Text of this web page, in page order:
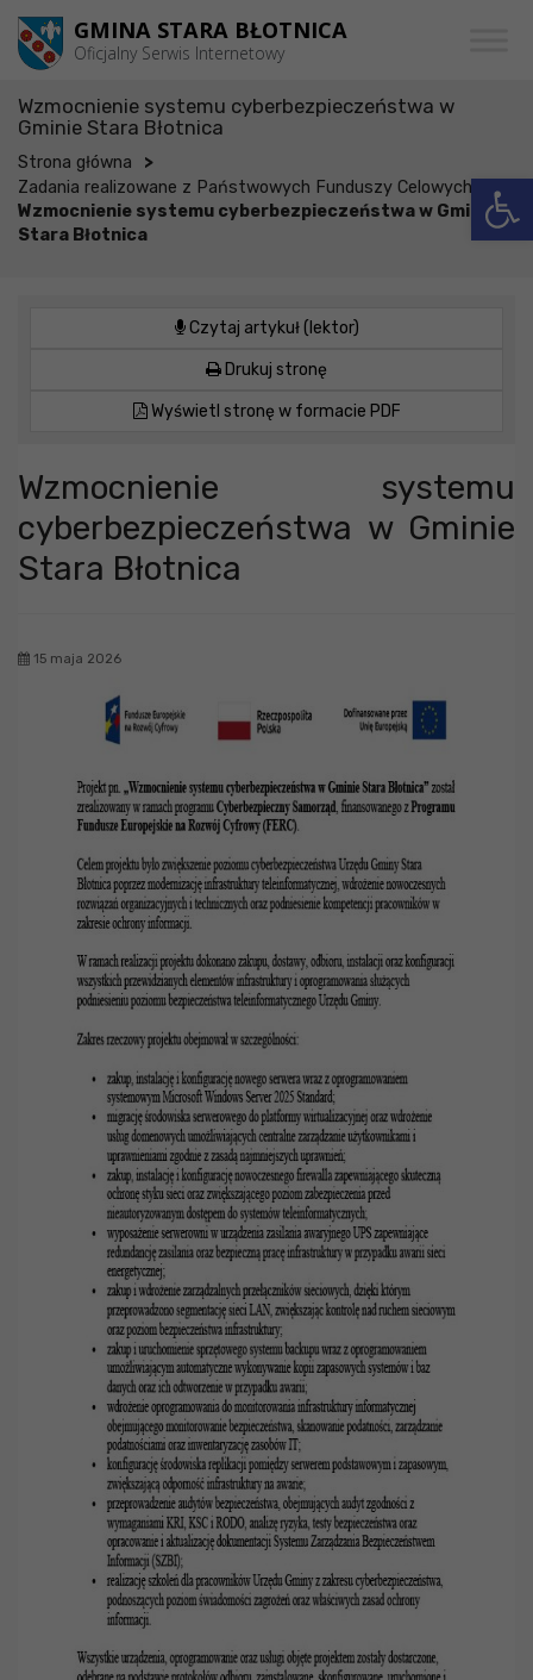
Przejdź do menu
Przejdź do głównej treści strony
Przejdź do stopki strony GMINA STARA BŁOTNICA
Oficjalny Serwis Internetowy
Wzmocnienie systemu cyberbezpieczeństwa w
Gminie Stara Błotnica
Strona główna >
Zadania realizowane z Państwowych Funduszy Celowych
Wzmocnienie systemu cyberbezpieczeństwa w Gminie
Stara Błotnica
Czytaj artykuł (lektor)
Drukuj stronę
Wyświetl stronę w formacie PDF
Wzmocnienie systemu
cyberbezpieczeństwa w Gminie
Stara Błotnica
15 maja 2026